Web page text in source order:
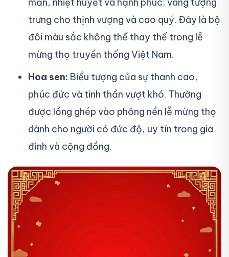
trưng cho thịnh vượng và cao quý. Đây là bộ
đôi màu sắc không thể thay thế trong lễ
mừng thọ truyền thống Việt Nam.
Hoa sen: Biểu tượng của sự thanh cao,
phúc đức và tinh thần vượt khó. Thường
được lồng ghép vào phông nền lễ mừng thọ
dành cho người có đức độ, uy tín trong gia
đình và cộng đồng.